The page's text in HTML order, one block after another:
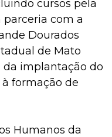
cursos pela
com a
Dourados
de Mato
da implantação do
formação de
Humanos da